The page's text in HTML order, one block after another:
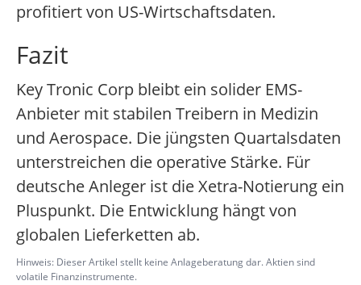
profitiert von US-Wirtschaftsdaten.
Fazit
Key Tronic Corp bleibt ein solider EMS-
Anbieter mit stabilen Treibern in Medizin
und Aerospace. Die jüngsten Quartalsdaten
unterstreichen die operative Stärke. Für
deutsche Anleger ist die Xetra-Notierung ein
Pluspunkt. Die Entwicklung hängt von
globalen Lieferketten ab.
Hinweis: Dieser Artikel stellt keine Anlageberatung dar. Aktien sind
volatile Finanzinstrumente.